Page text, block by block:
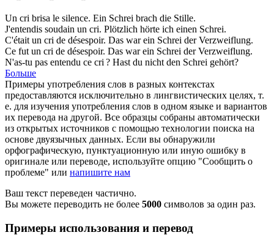
Un cri brisa le silence. Ein Schrei brach die Stille.
J'entendis soudain un cri. Plötzlich hörte ich einen Schrei.
C'était un cri de désespoir. Das war ein Schrei der Verzweiflung.
Ce fut un cri de désespoir. Das war ein Schrei der Verzweiflung.
N'as-tu pas entendu ce cri ? Hast du nicht den Schrei gehört?
Больше
Примеры употребления слов в разных контекстах
предоставляются исключительно в лингвистических целях, т.
е. для изучения употребления слов в одном языке и вариантов
их перевода на другой. Все образцы собраны автоматически
из открытых источников с помощью технологии поиска на
основе двуязычных данных. Если вы обнаружили
орфографическую, пунктуационную или иную ошибку в
оригинале или переводе, используйте опцию "Сообщить о
проблеме" или напишите нам
Ваш текст переведен частично.
Вы можете переводить не более 5000 символов за один раз.
Примеры использования и перевод